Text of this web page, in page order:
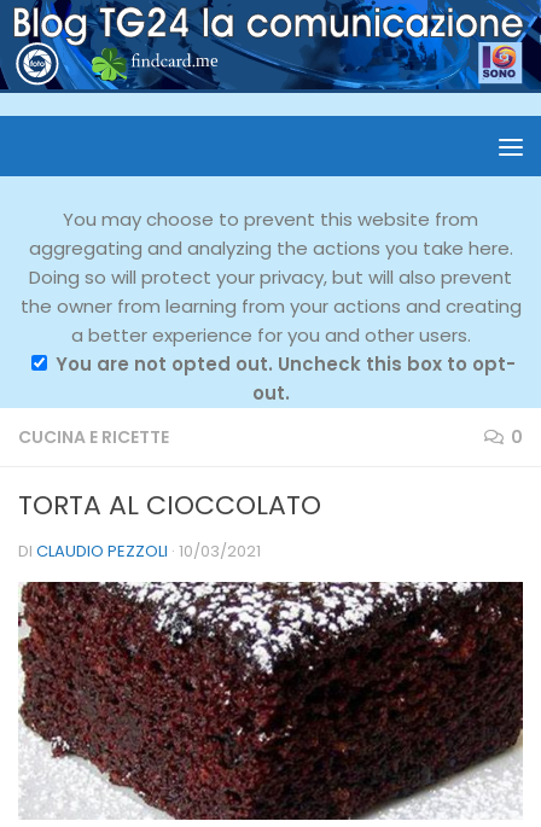
You may choose to prevent this website from
aggregating and analyzing the actions you take here.
Doing so will protect your privacy, but will also prevent
the owner from learning from your actions and creating
a better experience for you and other users.
You are not opted out. Uncheck this box to opt-
out.
CUCINA E RICETTE 0
TORTA AL CIOCCOLATO
DI CLAUDIO PEZZOLI · 10/03/2021